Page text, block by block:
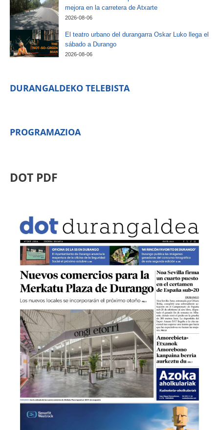
mejora en la carretera de Atxarte
2026-08-06
El teatro urbano del durangarra Oskar Luko llega el
sábado a Durango
2026-08-06
DURANGALDEKO TELEBISTA
PROGRAMAZIOA
DOT PDF